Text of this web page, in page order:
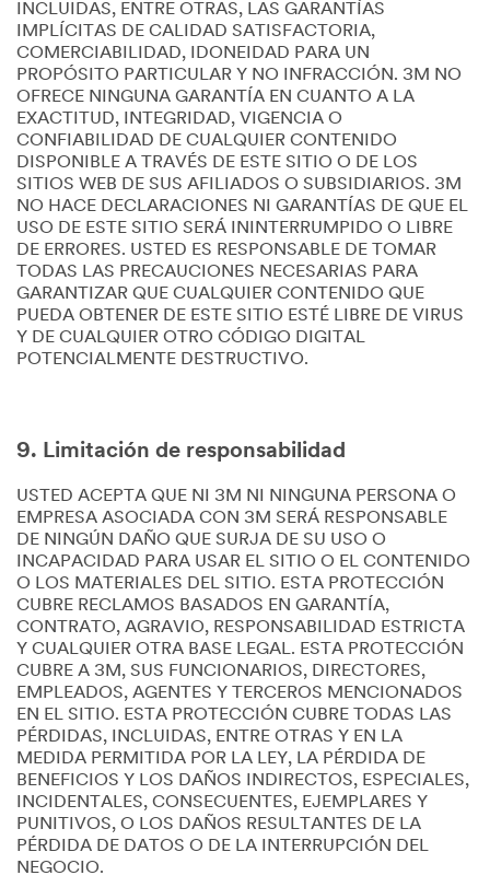
INCLUIDAS, ENTRE OTRAS, LAS GARANTÍAS
IMPLÍCITAS DE CALIDAD SATISFACTORIA,
COMERCIABILIDAD, IDONEIDAD PARA UN
PROPÓSITO PARTICULAR Y NO INFRACCIÓN. 3M NO
OFRECE NINGUNA GARANTÍA EN CUANTO A LA
EXACTITUD, INTEGRIDAD, VIGENCIA O
CONFIABILIDAD DE CUALQUIER CONTENIDO
DISPONIBLE A TRAVÉS DE ESTE SITIO O DE LOS
SITIOS WEB DE SUS AFILIADOS O SUBSIDIARIOS. 3M
NO HACE DECLARACIONES NI GARANTÍAS DE QUE EL
USO DE ESTE SITIO SERÁ ININTERRUMPIDO O LIBRE
DE ERRORES. USTED ES RESPONSABLE DE TOMAR
TODAS LAS PRECAUCIONES NECESARIAS PARA
GARANTIZAR QUE CUALQUIER CONTENIDO QUE
PUEDA OBTENER DE ESTE SITIO ESTÉ LIBRE DE VIRUS
Y DE CUALQUIER OTRO CÓDIGO DIGITAL
POTENCIALMENTE DESTRUCTIVO.
9. Limitación de responsabilidad
USTED ACEPTA QUE NI 3M NI NINGUNA PERSONA O
EMPRESA ASOCIADA CON 3M SERÁ RESPONSABLE
DE NINGÚN DAÑO QUE SURJA DE SU USO O
INCAPACIDAD PARA USAR EL SITIO O EL CONTENIDO
O LOS MATERIALES DEL SITIO. ESTA PROTECCIÓN
CUBRE RECLAMOS BASADOS EN GARANTÍA,
CONTRATO, AGRAVIO, RESPONSABILIDAD ESTRICTA
Y CUALQUIER OTRA BASE LEGAL. ESTA PROTECCIÓN
CUBRE A 3M, SUS FUNCIONARIOS, DIRECTORES,
EMPLEADOS, AGENTES Y TERCEROS MENCIONADOS
EN EL SITIO. ESTA PROTECCIÓN CUBRE TODAS LAS
PÉRDIDAS, INCLUIDAS, ENTRE OTRAS Y EN LA
MEDIDA PERMITIDA POR LA LEY, LA PÉRDIDA DE
BENEFICIOS Y LOS DAÑOS INDIRECTOS, ESPECIALES,
INCIDENTALES, CONSECUENTES, EJEMPLARES Y
PUNITIVOS, O LOS DAÑOS RESULTANTES DE LA
PÉRDIDA DE DATOS O DE LA INTERRUPCIÓN DEL
NEGOCIO.